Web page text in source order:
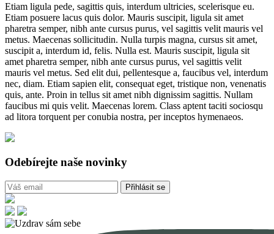
Etiam ligula pede, sagittis quis, interdum ultricies, scelerisque eu.
Etiam posuere lacus quis dolor. Mauris suscipit, ligula sit amet
pharetra semper, nibh ante cursus purus, vel sagittis velit mauris vel
metus. Maecenas sollicitudin. Nulla turpis magna, cursus sit amet,
suscipit a, interdum id, felis. Nulla est. Mauris suscipit, ligula sit
amet pharetra semper, nibh ante cursus purus, vel sagittis velit
mauris vel metus. Sed elit dui, pellentesque a, faucibus vel, interdum
nec, diam. Etiam sapien elit, consequat eget, tristique non, venenatis
quis, ante. Proin in tellus sit amet nibh dignissim sagittis. Nullam
faucibus mi quis velit. Maecenas lorem. Class aptent taciti sociosqu
ad litora torquent per conubia nostra, per inceptos hymenaeos.
Odebírejte naše novinky
Přihlásit se